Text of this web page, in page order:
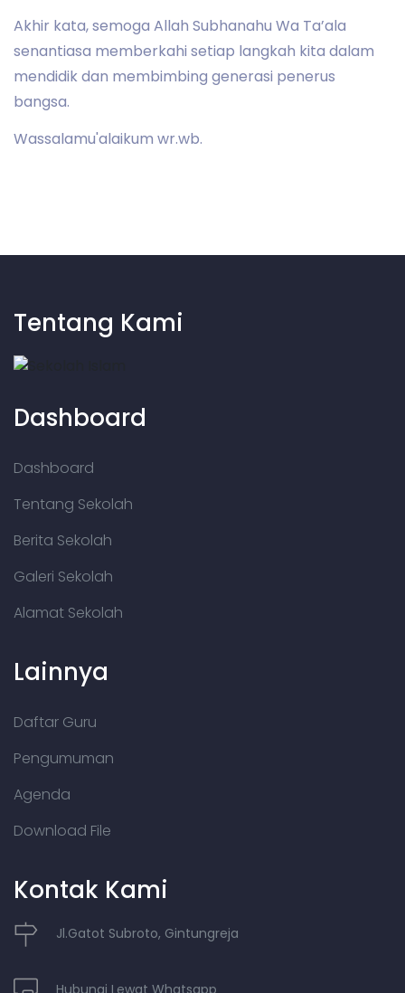
Akhir kata, semoga Allah Subhanahu Wa Ta’ala
senantiasa memberkahi setiap langkah kita dalam
mendidik dan membimbing generasi penerus
bangsa.
Wassalamu'alaikum wr.wb.
Tentang Kami
Dashboard
Dashboard
Tentang Sekolah
Berita Sekolah
Galeri Sekolah
Alamat Sekolah
Lainnya
Daftar Guru
Pengumuman
Agenda
Download File
Kontak Kami
Jl.Gatot Subroto, Gintungreja